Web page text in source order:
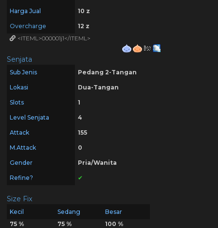
Harga Jual 10 z
Overcharge
12 z
<ITEML>000001j1</ITEML>
Senjata
Sub Jenis Pedang 2-Tangan
Lokasi Dua-Tangan
Slots 1
Level Senjata 4
Attack 155
M.Attack 0
Gender Pria/Wanita
Refine? ✔
Size Fix
Kecil Sedang
Besar
75 %
75 % 100 %